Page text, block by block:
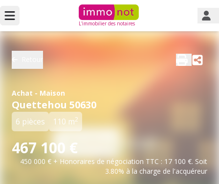
L'immobilier des notaires
Achat - Maison
Quettehou 50630
6 pièces 110 m2
467 100 €
450 000 € + Honoraires de négociation TTC : 17 100 €. Soit
3.80% à la charge de l'acquéreur